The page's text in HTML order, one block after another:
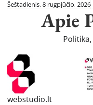
SkipŠeštadienis, 8 rugpjūčio, 2026
Apie
webstudio.lt